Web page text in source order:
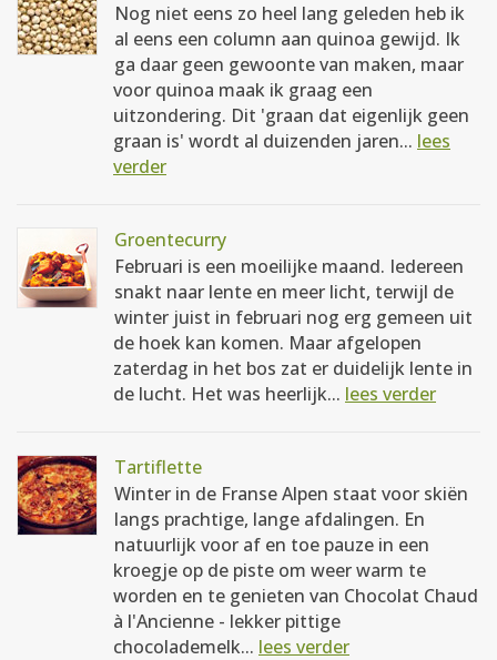
Nog niet eens zo heel lang geleden heb ik
al eens een column aan quinoa gewijd. Ik
ga daar geen gewoonte van maken, maar
voor quinoa maak ik graag een
uitzondering. Dit 'graan dat eigenlijk geen
graan is' wordt al duizenden jaren... lees
verder
Groentecurry
Februari is een moeilijke maand. Iedereen
snakt naar lente en meer licht, terwijl de
winter juist in februari nog erg gemeen uit
de hoek kan komen. Maar afgelopen
zaterdag in het bos zat er duidelijk lente in
de lucht. Het was heerlijk... lees verder
Tartiflette
Winter in de Franse Alpen staat voor skiën
langs prachtige, lange afdalingen. En
natuurlijk voor af en toe pauze in een
kroegje op de piste om weer warm te
worden en te genieten van Chocolat Chaud
à l'Ancienne - lekker pittige
chocolademelk... lees verder